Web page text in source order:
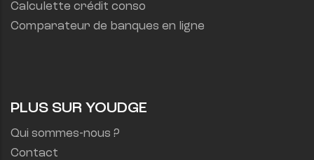
Calculette crédit conso
Comparateur de banques en ligne
PLUS SUR YOUDGE
Qui sommes-nous ?
Contact